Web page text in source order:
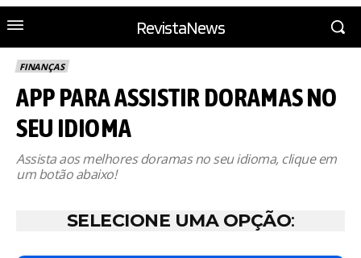
RevistaNews
FINANÇAS
APP PARA ASSISTIR DORAMAS NO
SEU IDIOMA
Assista aos melhores doramas no seu idioma, clique em
um botão abaixo!
SELECIONE UMA OPÇÃO: